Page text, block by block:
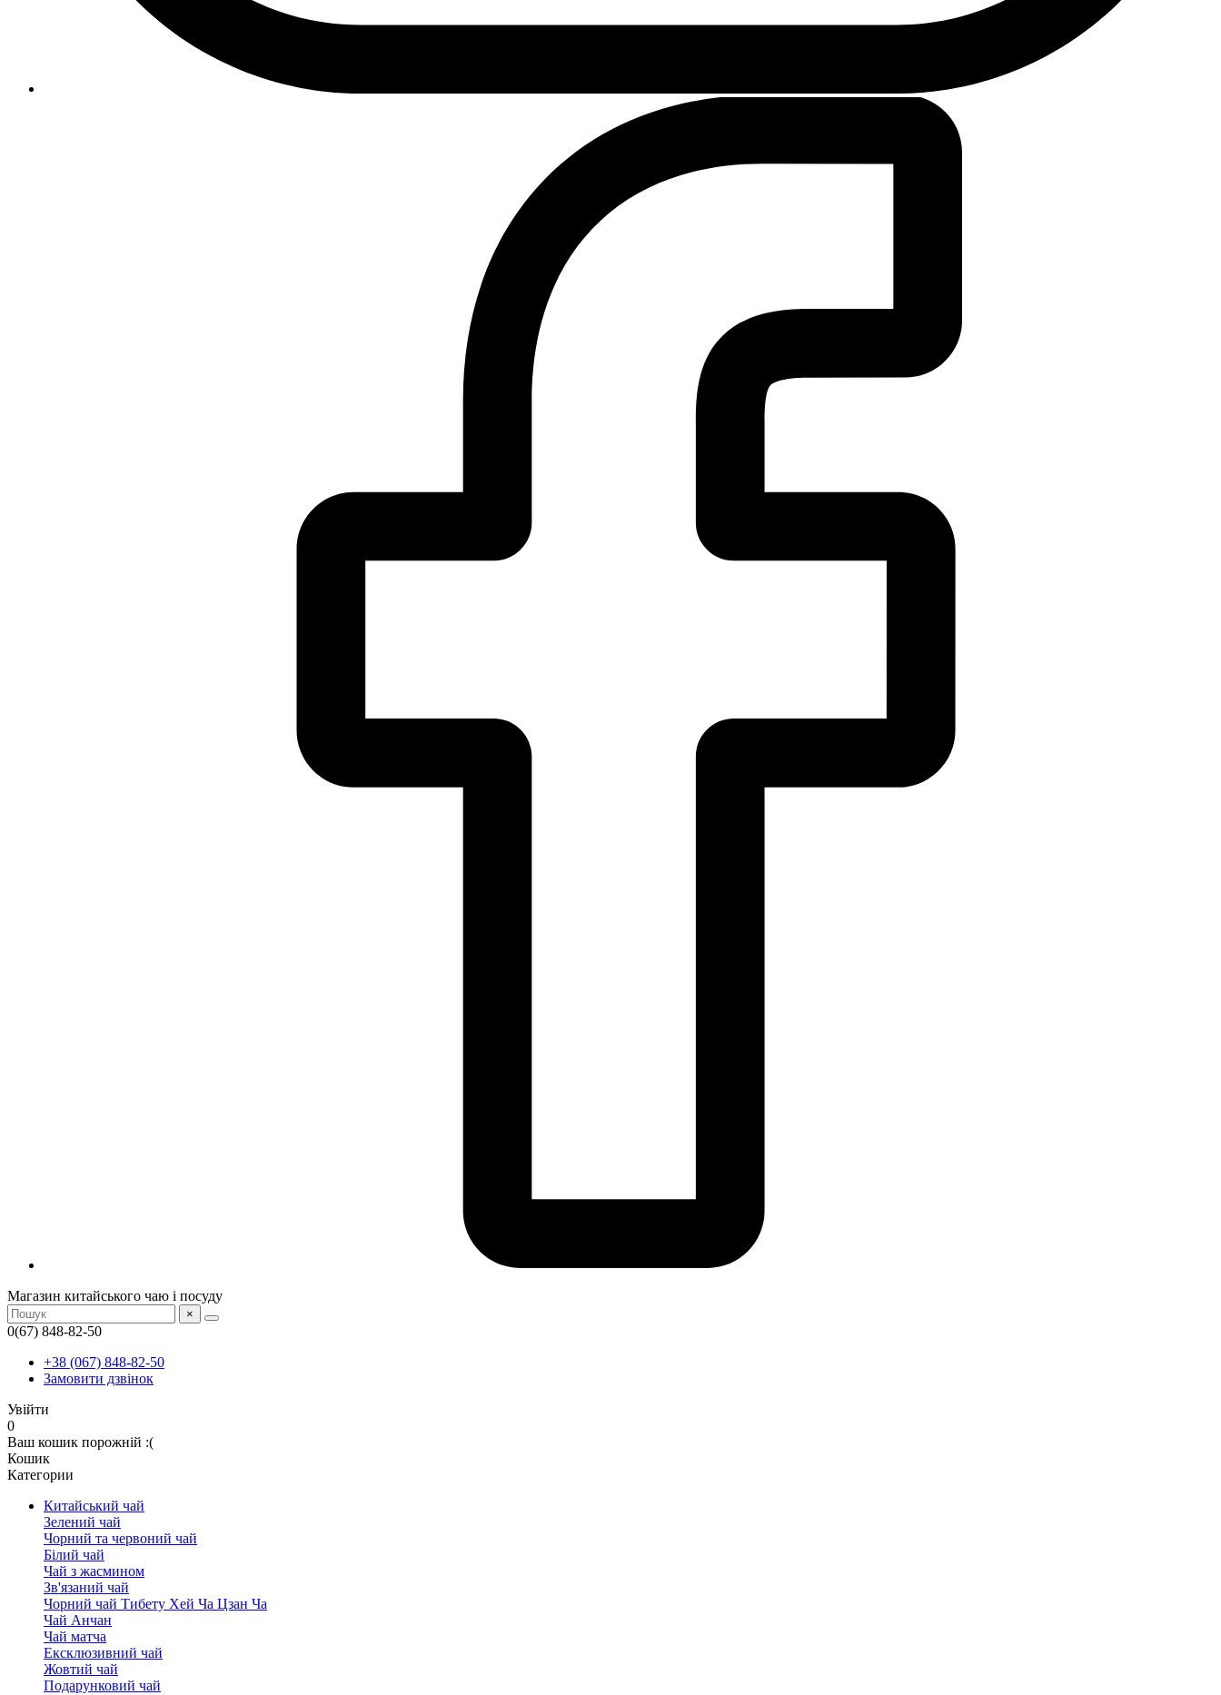
Магазин китайського чаю і посуду
×
0(67) 848-82-50
+38 (067) 848-82-50
Замовити дзвінок
Увійти
0
Ваш кошик порожній :(
Кошик
Категории
Китайський чай
Зелений чай
Чорний та червоний чай
Білий чай
Чай з жасмином
Зв'язаний чай
Чорний чай Тибету Хей Ча Цзан Ча
Чай Анчан
Чай матча
Ексклюзивний чай
Жовтий чай
Подарунковий чай